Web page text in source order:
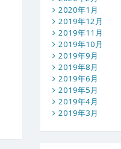
2020年1月
2019年12月
2019年11月
2019年10月
2019年9月
2019年8月
2019年6月
2019年5月
2019年4月
2019年3月